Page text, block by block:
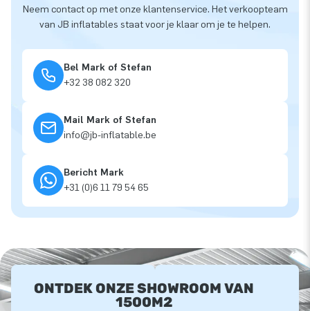
Neem contact op met onze klantenservice. Het verkoopteam
van JB inflatables staat voor je klaar om je te helpen.
Bel Mark of Stefan
+32 38 082 320
Mail Mark of Stefan
info@jb-inflatable.be
Bericht Mark
+31 (0)6 11 79 54 65
ONTDEK ONZE SHOWROOM VAN
1500M2